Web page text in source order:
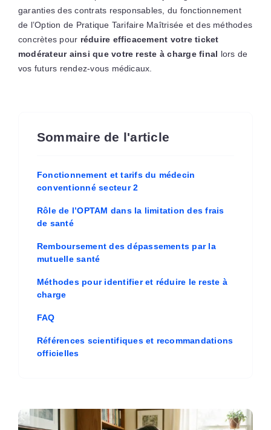
garanties des contrats responsables, du fonctionnement
de l’Option de Pratique Tarifaire Maîtrisée et des méthodes
concrètes pour réduire efficacement votre ticket
modérateur ainsi que votre reste à charge final lors de
vos futurs rendez-vous médicaux.
Sommaire de l'article
Fonctionnement et tarifs du médecin
conventionné secteur 2
Rôle de l’OPTAM dans la limitation des frais
de santé
Remboursement des dépassements par la
mutuelle santé
Méthodes pour identifier et réduire le reste à
charge
FAQ
Références scientifiques et recommandations
officielles